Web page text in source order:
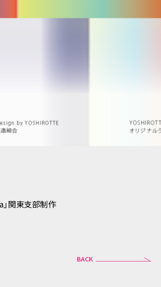
関東支部制作
BACK